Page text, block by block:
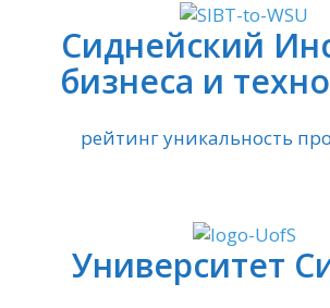
Сиднейский
бизнеса и
рейтинг уникальность
Университет